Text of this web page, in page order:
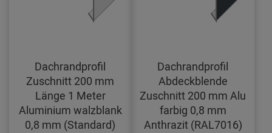
Dachrandprofil
Zuschnitt 200 mm
Länge 1 Meter
Aluminium walzblank
0,8 mm (Standard)
Dachrandprofil
Abdeckblende
Zuschnitt 200 mm Alu
farbig 0,8 mm
Anthrazit (RAL7016)